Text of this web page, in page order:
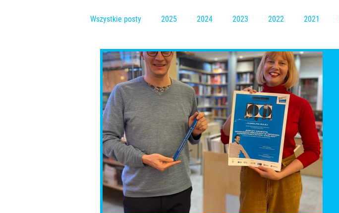
Wszystkie posty 2025 2024 2023 2022 2021